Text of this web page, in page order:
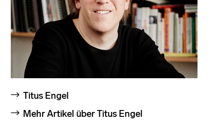
Titus Engel
Mehr Artikel über Titus Engel